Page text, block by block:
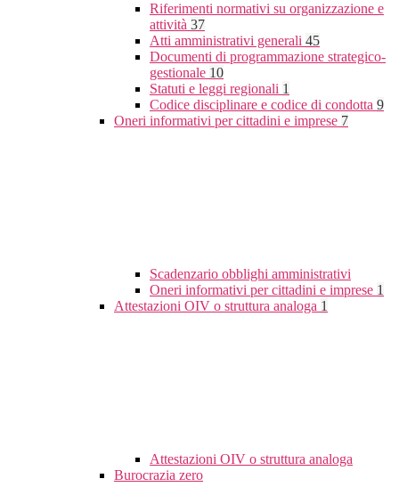
Riferimenti normativi su organizzazione e
attività 37
Atti amministrativi generali 45
Documenti di programmazione strategico-
gestionale 10
Statuti e leggi regionali 1
Codice disciplinare e codice di condotta 9
Oneri informativi per cittadini e imprese 7
Scadenzario obblighi amministrativi
Oneri informativi per cittadini e imprese 1
Attestazioni OIV o struttura analoga 1
Attestazioni OIV o struttura analoga
Burocrazia zero